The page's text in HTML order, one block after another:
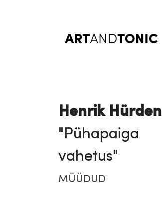
Henrik Hürden
"Pühapaiga
vahetus"
MÜÜDUD